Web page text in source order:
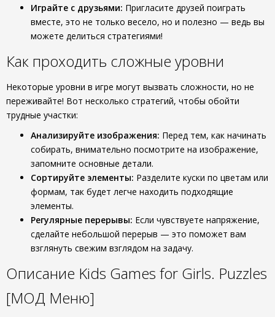
Играйте с друзьями: Пригласите друзей поиграть
вместе, это не только весело, но и полезно — ведь вы
можете делиться стратегиями!
Как проходить сложные уровни
Некоторые уровни в игре могут вызвать сложности, но не
переживайте! Вот несколько стратегий, чтобы обойти
трудные участки:
Анализируйте изображения: Перед тем, как начинать
собирать, внимательно посмотрите на изображение,
запомните основные детали.
Сортируйте элементы: Разделите куски по цветам или
формам, так будет легче находить подходящие
элементы.
Регулярные перерывы: Если чувствуете напряжение,
сделайте небольшой перерыв — это поможет вам
взглянуть свежим взглядом на задачу.
Описание Kids Games for Girls. Puzzles
[МОД Меню]